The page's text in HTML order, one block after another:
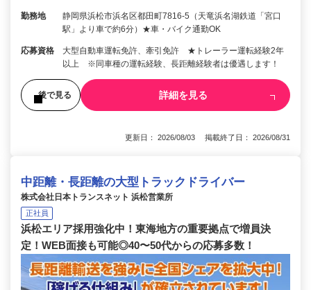
勤務地
静岡県浜松市浜名区都田町7816-5（天竜浜名湖鉄道「宮口
駅」より車で約6分）★車・バイク通勤OK
応募資格
大型自動車運転免許、牽引免許 ★トレーラー運転経験2年
以上 ※同車種の運転経験、長距離経験者は優遇します！
後で見る 詳細を見る
更新日： 2026/08/03 掲載終了日： 2026/08/31
中距離・長距離の大型トラックドライバー
株式会社日本トランスネット 浜松営業所
正社員
浜松エリア採用強化中！東海地方の重要拠点で増員決
定！WEB面接も可能◎40〜50代からの応募多数！